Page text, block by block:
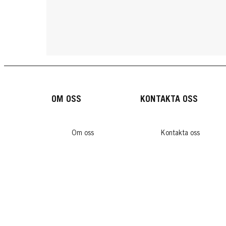
OM OSS
Om oss
KONTAKTA OSS
Kontakta oss